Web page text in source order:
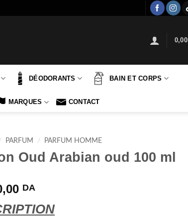
0,00
DÉODORANTS BAIN ET CORPS
MARQUES CONTACT
PARFUM / PARFUM HOMME
Oud Arabian oud 100 ml
DA